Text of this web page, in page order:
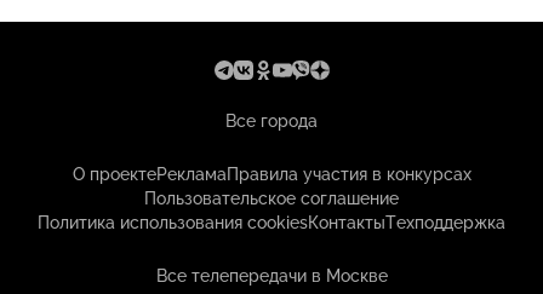
Все города
О проектеРекламаПравила участия в конкурсах
Пользовательское соглашение
Политика использования cookiesКонтактыТехподдержка
Все телепередачи в Москве